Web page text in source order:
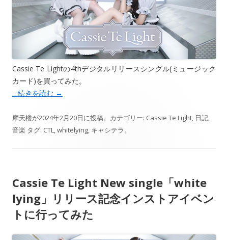
Cassie Te Lightの4thデジタルリリースシングル(ミュージック
カード)を買ってみた。
…続きを読む →
摩天楼が2024年2月20日に投稿。カテゴリー: Cassie Te Light, 日記,
音楽 タグ: CTL,whitelying, キャシテラ。
Cassie Te Light New single「white
lying」リリース記念インストアイベン
トに行ってみた